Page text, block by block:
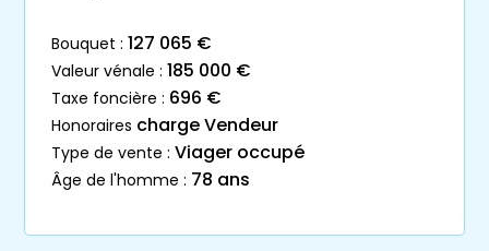
bouquet : 127 065 €
valeur vénale : 185 000 €
taxe foncière : 696 €
honoraires charge Vendeur
type de vente : Viager occupé
âge de l'homme : 78 ans